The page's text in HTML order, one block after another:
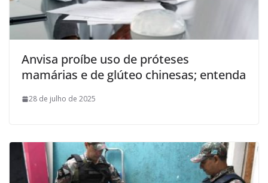
Anvisa proíbe uso de próteses
mamárias e de glúteo chinesas; entenda
28 de julho de 2025